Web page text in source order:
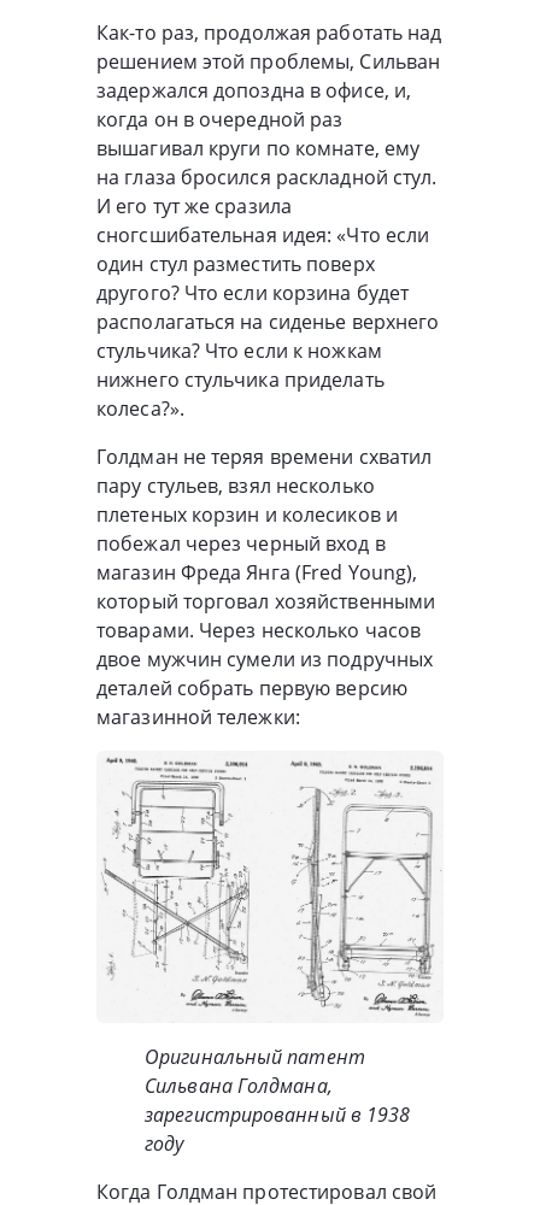
Как-то раз, продолжая работать над
решением этой проблемы, Сильван
задержался допоздна в офисе, и,
когда он в очередной раз
вышагивал круги по комнате, ему
на глаза бросился раскладной стул.
И его тут же сразила
сногсшибательная идея: «Что если
один стул разместить поверх
другого? Что если корзина будет
располагаться на сиденье верхнего
стульчика? Что если к ножкам
нижнего стульчика приделать
колеса?».
Голдман не теряя времени схватил
пару стульев, взял несколько
плетеных корзин и колесиков и
побежал через черный вход в
магазин Фреда Янга (Fred Young),
который торговал хозяйственными
товарами. Через несколько часов
двое мужчин сумели из подручных
деталей собрать первую версию
магазинной тележки:
Оригинальный патент
Сильвана Голдмана,
зарегистрированный в 1938
году
Когда Голдман протестировал свой